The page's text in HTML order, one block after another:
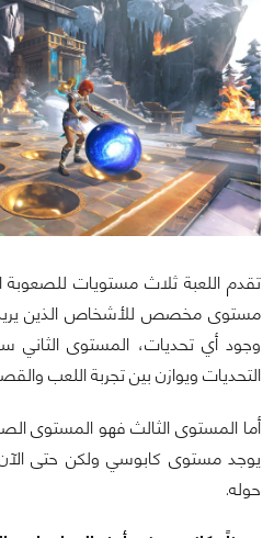
تقدم اللعبة ثلاث مستويات
مستوى مخصص للأشخاص الذين
وجود أي تحديات، المستوى
التحديات ويوازن بين تجربة اللعب
أما المستوى الثالث فهو المستوى
يوجد مستوى كابوسي ولكن حتى الآن
حوله.